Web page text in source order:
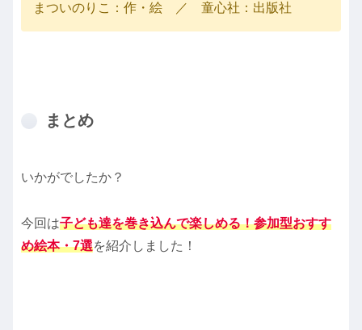
まついのりこ：作・絵 ／ 童心社：出版社
まとめ
いかがでしたか？
今回は子ども達を巻き込んで楽しめる！参加型おすす
め絵本・7選を紹介しました！